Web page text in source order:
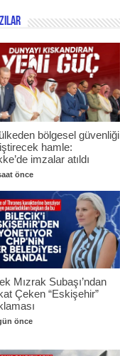
bölgesel güvenliği
hamle:
imzalar atıldı
önce
Mızrak Subaşı’ndan
Çeken “Eskişehir”
önce